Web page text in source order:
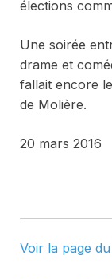
élections
Une soirée
drame et
fallait encore
de Molière.
20 mars 2016
Voir la page